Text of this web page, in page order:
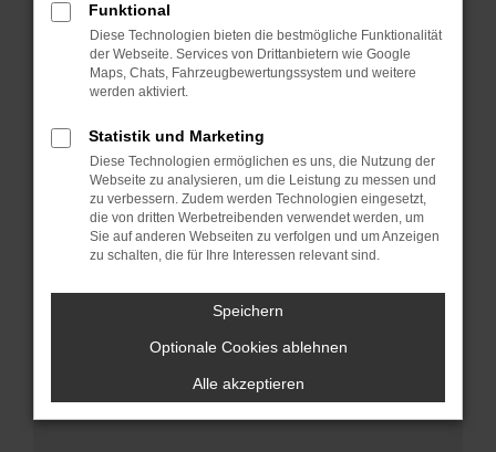
Starte dein Gerät neu.
Das kann manchmal helfen, vorübergehende
Probleme zu beheben.
Betriebssystem auf dem neuesten Stand
sind.
Veraltete Software birgt nicht nur ein
Sicherheitsrisiko, sondern kann auch dazu
führen, dass bestimmte Funktionen nicht mehr
unterstützt werden.
Wende dich an den Webseitenbetreiber.
Wenn du alle oben genannten Schritte versucht
hast, kontaktiere uns bitte. Wir werden
versuchen, das Problem zu beheben. Du kannst
uns diesen Text schicken, um uns bei der
Funktional
Diese Technologien bieten die bestmögliche Funktionalität
der Webseite. Services von Drittanbietern wie Google
Maps, Chats, Fahrzeugbewertungssystem und weitere
werden aktiviert.
Statistik und Marketing
Diese Technologien ermöglichen es uns, die Nutzung der
Webseite zu analysieren, um die Leistung zu messen und
zu verbessern. Zudem werden Technologien eingesetzt,
die von dritten Werbetreibenden verwendet werden, um
Sie auf anderen Webseiten zu verfolgen und um Anzeigen
zu schalten, die für Ihre Interessen relevant sind.
Speichern
Optionale Cookies ablehnen
Alle akzeptieren